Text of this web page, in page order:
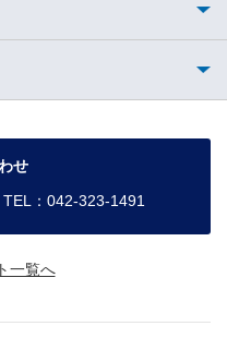
せ
：042-323-1491
一覧へ